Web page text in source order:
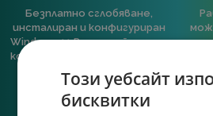
Безплатно сглобяване,
инсталиран и конфигуриран
Windows 11 Pro, ъпдейтнат и
конфигуриран BIOS към всяка
пълна компютърна
конфигурация.
Този уебсайт
бисквитки